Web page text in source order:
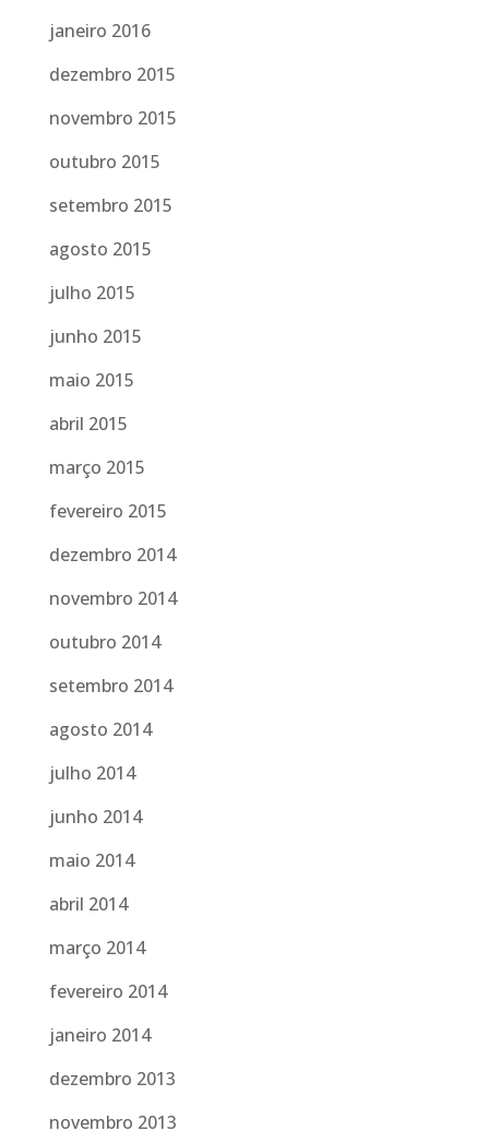
janeiro 2016
dezembro 2015
novembro 2015
outubro 2015
setembro 2015
agosto 2015
julho 2015
junho 2015
maio 2015
abril 2015
março 2015
fevereiro 2015
dezembro 2014
novembro 2014
outubro 2014
setembro 2014
agosto 2014
julho 2014
junho 2014
maio 2014
abril 2014
março 2014
fevereiro 2014
janeiro 2014
dezembro 2013
novembro 2013